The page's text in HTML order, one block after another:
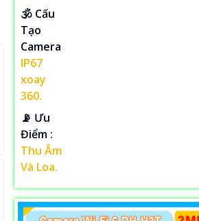
🕉️ Cấu
Tạo
Camera
IP67
xoay
360.
️📡 Ưu
Điểm :
Thu Âm
Và Loa.